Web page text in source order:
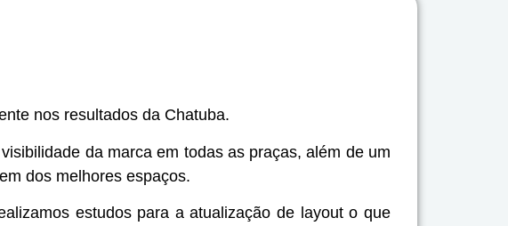
nos resultados da Chatuba.
da marca em todas as praças, além de um
dos melhores espaços.
estudos para a atualização de layout o que